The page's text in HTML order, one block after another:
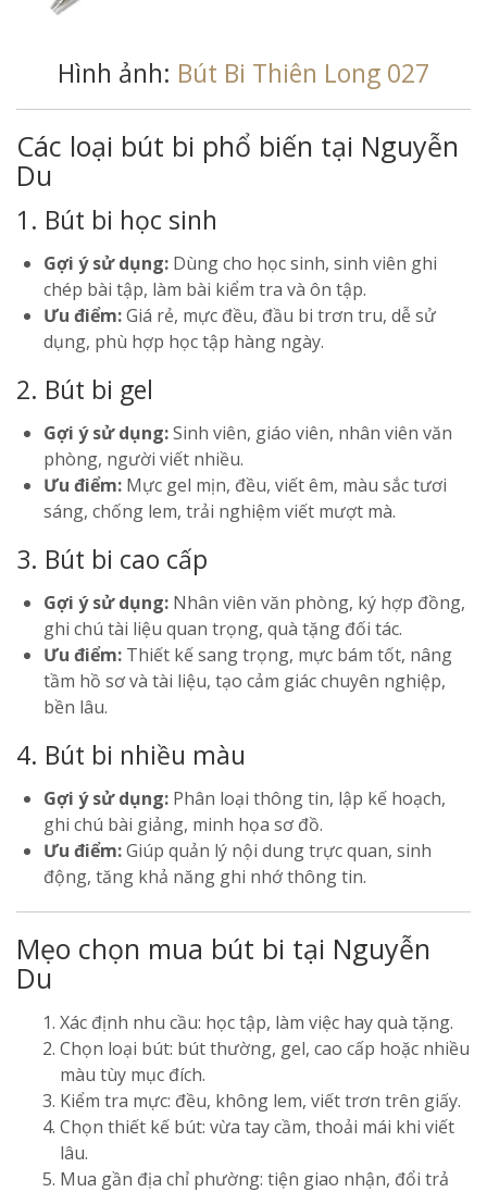
Hình ảnh: Bút Bi Thiên Long 027
Các loại bút bi phổ biến tại Nguyễn
Du
1. Bút bi học sinh
Gợi ý sử dụng: Dùng cho học sinh, sinh viên ghi
chép bài tập, làm bài kiểm tra và ôn tập.
Ưu điểm:Giá rẻ, mực đều, đầu bi trơn tru, dễ sử
dụng, phù hợp học tập hàng ngày.
2. Bút bi gel
Gợi ý sử dụng:Sinh viên, giáo viên, nhân viên văn
phòng, người viết nhiều.
Ưu điểm: Mực gel mịn, đều, viết êm, màu sắc tươi
sáng, chống lem, trải nghiệm viết mượt mà.
3. Bút bi cao cấp
Gợi ý sử dụng: Nhân viên văn phòng, ký hợp đồng,
ghi chú tài liệu quan trọng, quà tặng đối tác.
Ưu điểm: Thiết kế sang trọng, mực bám tốt, nâng
tầm hồ sơ và tài liệu, tạo cảm giác chuyên nghiệp,
bền lâu.
4. Bút bi nhiều màu
Gợi ý sử dụng: Phân loại thông tin, lập kế hoạch,
ghi chú bài giảng, minh họa sơ đồ.
Ưu điểm:Giúp quản lý nội dung trực quan, sinh
động, tăng khả năng ghi nhớ thông tin.
Mẹo chọn mua bút bi tại Nguyễn
Du
Xác định nhu cầu: học tập, làm việc hay quà tặng.
Chọn loại bút: bút thường, gel, cao cấp hoặc nhiều
màu tùy mục đích.
Kiểm tra mực: đều, không lem, viết trơn trên giấy.
Chọn thiết kế bút: vừa tay cầm, thoải mái khi viết
lâu.
Mua gần địa chỉ phường: tiện giao nhận, đổi trả